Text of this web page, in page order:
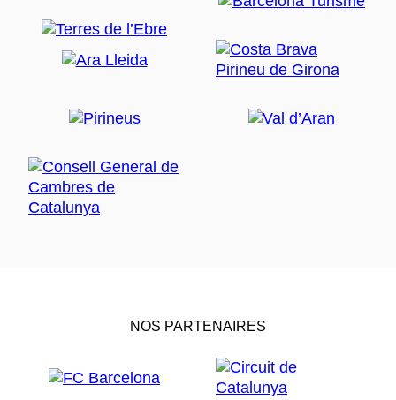
NOS PARTENAIRES